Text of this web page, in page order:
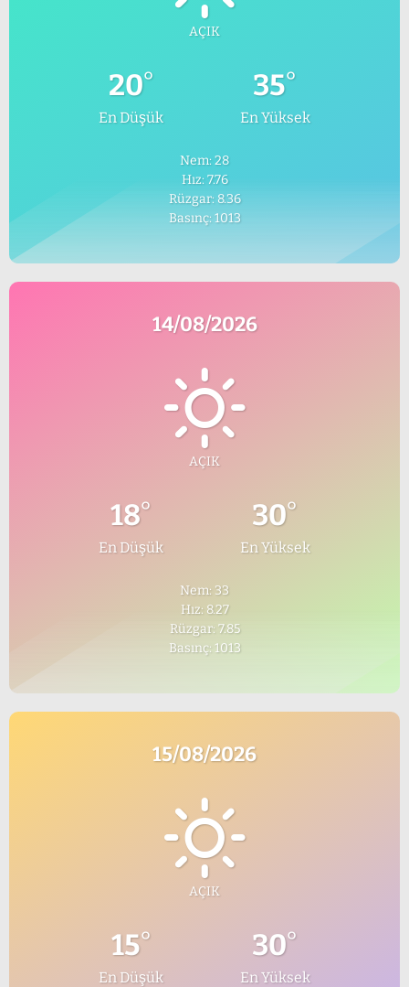
AÇIK
20°
En Düşük
35°
En Yüksek
Nem: 28
Hız: 7.76
Rüzgar: 8.36
Basınç: 1013
14/08/2026
AÇIK
18°
En Düşük
30°
En Yüksek
Nem: 33
Hız: 8.27
Rüzgar: 7.85
Basınç: 1013
15/08/2026
AÇIK
15°
En Düşük
30°
En Yüksek